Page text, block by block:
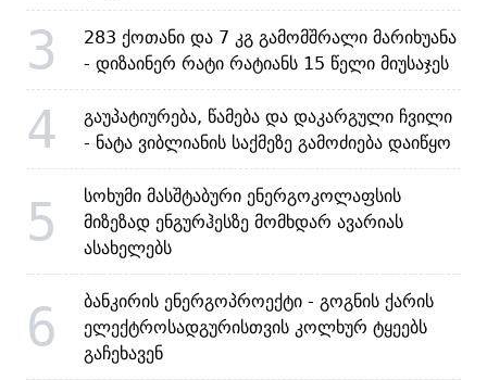
3
283 ქოთანი და 7 კგ გამომშრალი მარიხუანა
- დიზაინერ რატი რატიანს 15 წელი მიუსაჯეს
4
გაუპატიურება, წამება და დაკარგული ჩვილი
- ნატა ვიბლიანის საქმეზე გამოძიება დაიწყო
5
სოხუმი მასშტაბური ენერგოკოლაფსის
მიზეზად ენგურჰესზე მომხდარ ავარიას
ასახელებს
6
ბანკირის ენერგოპროექტი - გოგნის ქარის
ელექტროსადგურისთვის კოლხურ ტყეებს
გაჩეხავენ